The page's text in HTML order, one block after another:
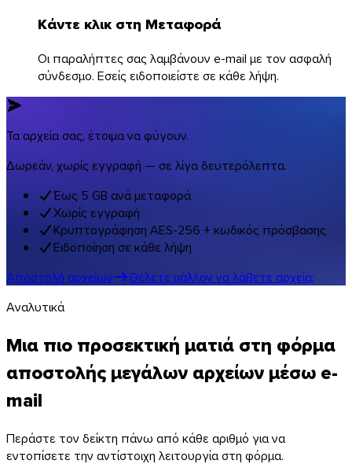
macOS
Κάντε κλικ στη Μεταφορά
Οι παραλήπτες σας λαμβάνουν e-mail με τον ασφαλή
σύνδεσμο. Εσείς ειδοποιείστε σε κάθε λήψη.
Τα αρχεία σας, έτοιμα να φύγουν.
Δωρεάν, χωρίς εγγραφή — σε λίγα δευτερόλεπτα.
Έως 5 GB ανά μεταφορά
Χωρίς εγγραφή
Κρυπτογράφηση AES-256 + κωδικός πρόσβασης
Ειδοποίηση σε κάθε λήψη
Αποστολή αρχείων
Θέλετε μάλλον να λάβετε αρχεία;
Αναλυτικά
Μια πιο προσεκτική ματιά στη φόρμα
αποστολής μεγάλων αρχείων μέσω e-
mail
Περάστε τον δείκτη πάνω από κάθε αριθμό για να
εντοπίσετε την αντίστοιχη λειτουργία στη φόρμα.